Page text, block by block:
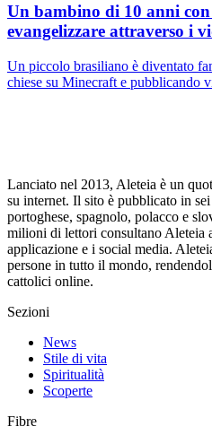
Un bambino di 10 anni
evangelizzare attraverso i
Un piccolo brasiliano è diventato
chiese su Minecraft e pubblicando
Lanciato nel 2013, Aleteia è un
su internet. Il sito è pubblicato in
portoghese, spagnolo, polacco e
milioni di lettori consultano Aleteia
applicazione e i social media.
persone in tutto il mondo,
cattolici online.
Sezioni
News
Stile di vita
Spiritualità
Scoperte
Fibre